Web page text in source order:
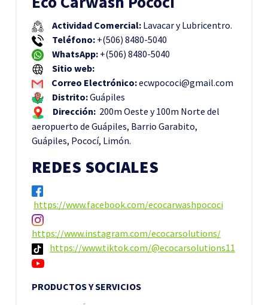
Actividad Comercial: Lavacar y Lubricentro.
Teléfono: +(506) 8480-5040
WhatsApp: +(506) 8480-5040
Sitio web:
Correo Electrónico:ecwpococi@gmail.com
Distrito:Guápiles
Dirección: 200m Oeste y 100m Norte del
aeropuerto de Guápiles, Barrio Garabito,
Guápiles, Pococí, Limón.
REDES SOCIALES
https://www.facebook.com/ecocarwashpococi
https://www.instagram.com/ecocarsolutions/
https://www.tiktok.com/@ecocarsolutions11
PRODUCTOS Y SERVICIOS